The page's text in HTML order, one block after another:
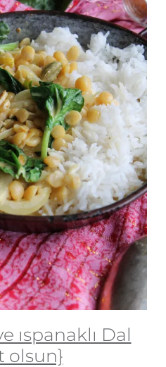
ıspanaklı Dal
olsun}